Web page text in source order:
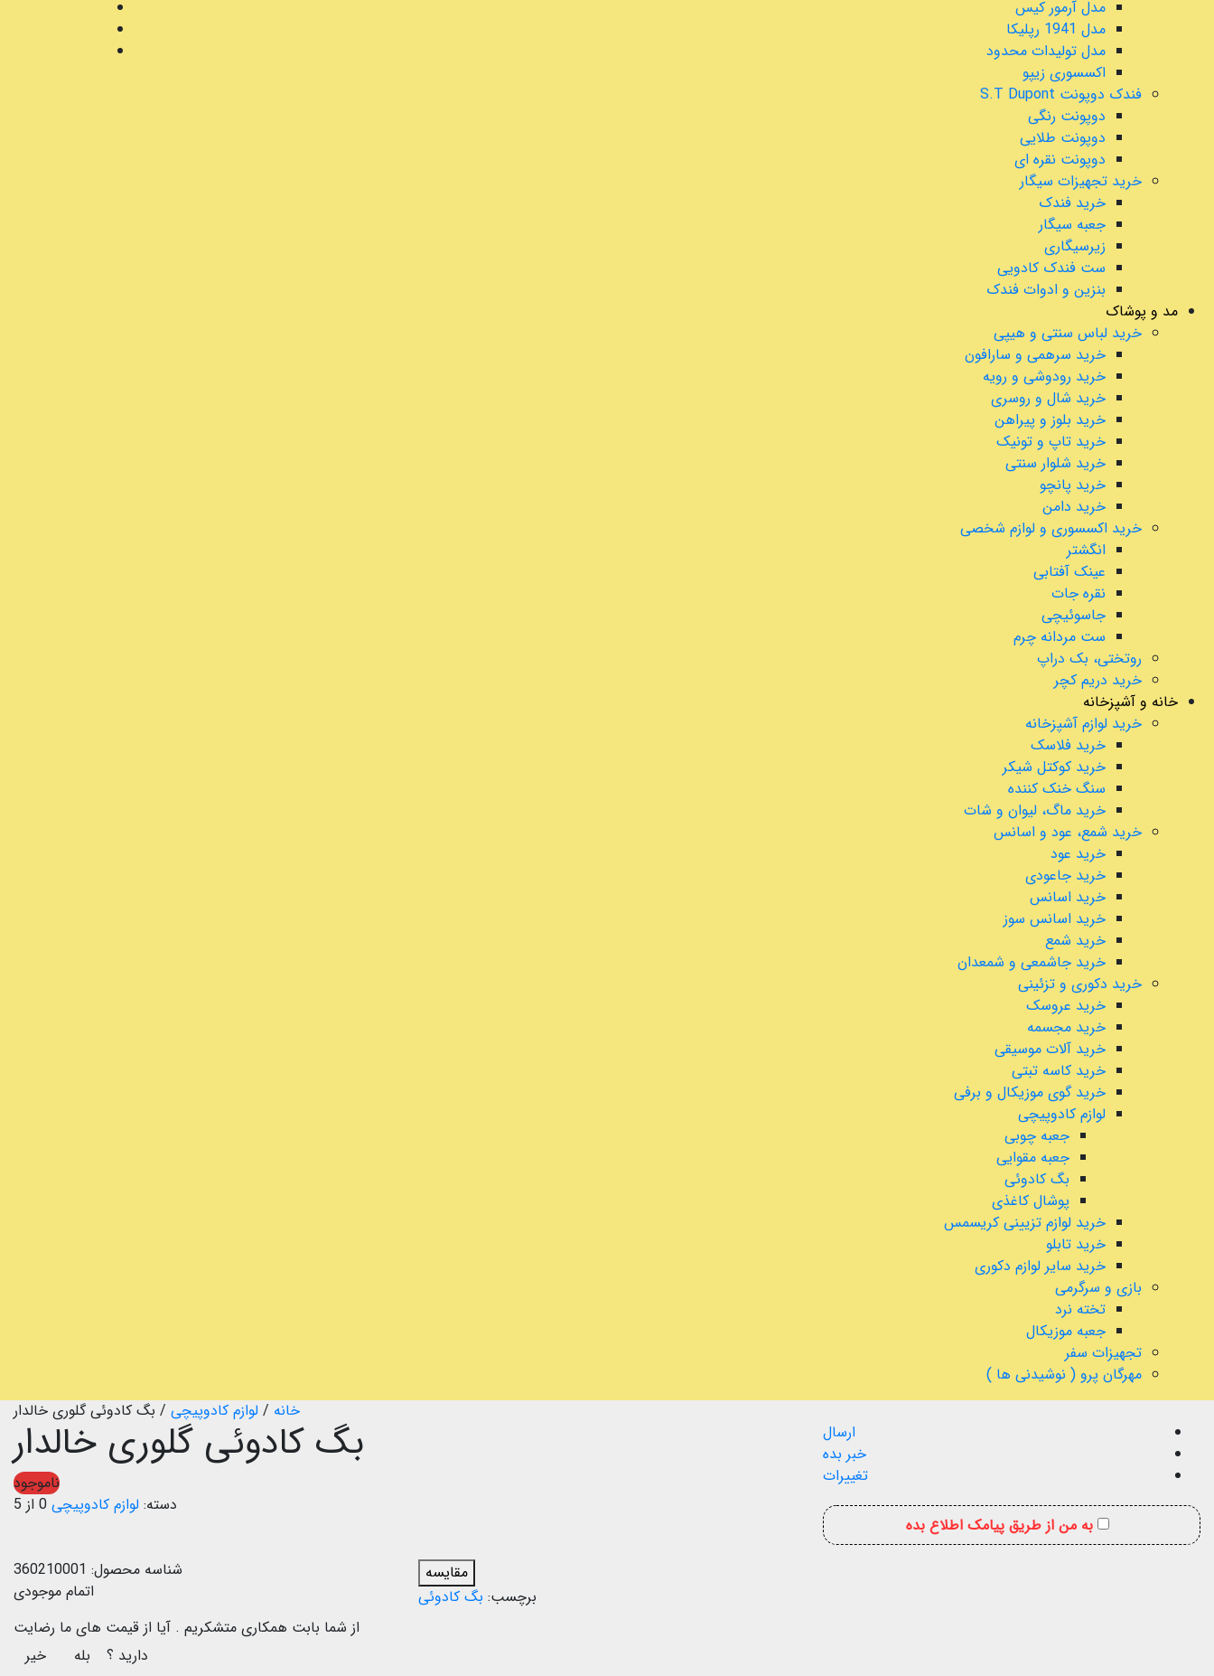
مدل آرمور کیس
مدل 1941 رپلیکا
مدل تولیدات محدود
اکسسوری زیپو
فندک دوپونت S.T Dupont
دوپونت رنگی
دوپونت طلایی
دوپونت نقره ای
خرید تجهیزات سیگار
خرید فندک
جعبه سیگار
زیرسیگاری
ست فندک کادویی
بنزین و ادوات فندک
مد و پوشاک
خرید لباس سنتی و هیپی
خرید سرهمی و سارافون
خرید رودوشی و رویه
خرید شال و روسری
خرید بلوز و پیراهن
خرید تاپ و تونیک
خرید شلوار سنتی
خرید پانچو
خرید دامن
خرید اکسسوری و لوازم شخصی
انگشتر
عینک آفتابی
نقره جات
جاسوئیچی
ست مردانه چرم
روتختی، بک دراپ
خرید دریم کچر
خانه و آشپزخانه
خرید لوازم آشپزخانه
خرید فلاسک
خرید کوکتل شیکر
سنگ خنک کننده
خرید ماگ، لیوان و شات
خرید شمع، عود و اسانس
خرید عود
خرید جاعودی
خرید اسانس
خرید اسانس سوز
خرید شمع
خرید جاشمعی و شمعدان
خرید دکوری و تزئینی
خرید عروسک
خرید مجسمه
خرید آلات موسیقی
خرید کاسه تبتی
خرید گوی موزیکال و برفی
لوازم کادوپیچی
جعبه چوبی
جعبه مقوایی
بگ کادوئی
پوشال کاغذی
خرید لوازم تزیینی کریسمس
خرید تابلو
خرید سایر لوازم دکوری
بازی و سرگرمی
تخته نرد
جعبه موزیکال
تجهیزات سفر
مهرگان پرو ( نوشیدنی ها )
خانه / لوازم کادوپیچی / بگ کادوئی گلوری خالدار
ارسال
خبر بده
تغییرات
به من از طریق پیامک اطلاع بده
بگ کادوئی گلوری خالدار
ناموجود
دسته: لوازم کادوپیچی 0 از 5
مقایسه
برچسب: بگ کادوئی
شناسه محصول: 360210001
اتمام موجودی
از شما بابت همکاری متشکریم . آیا از قیمت های ما رضایت
دارید ؟
بله
خیر